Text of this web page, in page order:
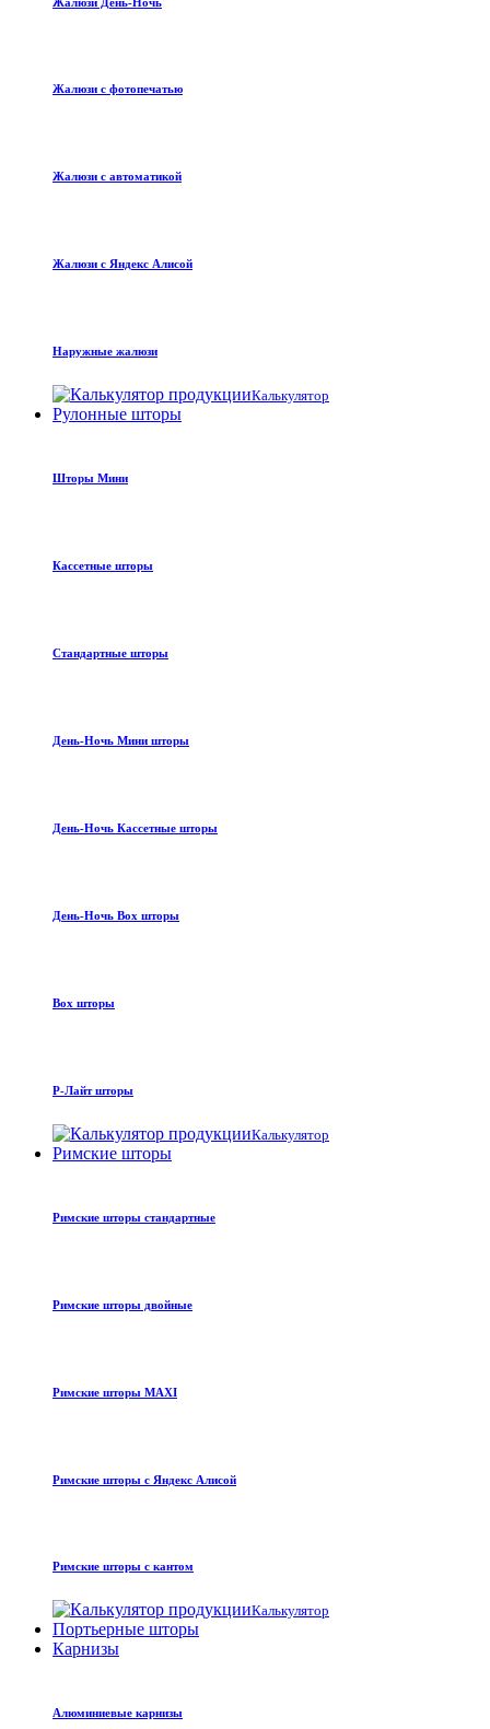
Жалюзи с фотопечатью
Жалюзи с автоматикой
Жалюзи с Яндекс Алисой
Наружные жалюзи
Калькулятор
Рулонные шторы
Шторы Мини
Кассетные шторы
Стандартные шторы
День-Ночь Мини шторы
День-Ночь Кассетные шторы
День-Ночь Box шторы
Box шторы
Р-Лайт шторы
Калькулятор
Римские шторы
Римские шторы стандартные
Римские шторы двойные
Римские шторы MAXI
Римские шторы с Яндекс Алисой
Римские шторы с кантом
Калькулятор
Портьерные шторы
Карнизы
Алюминиевые карнизы